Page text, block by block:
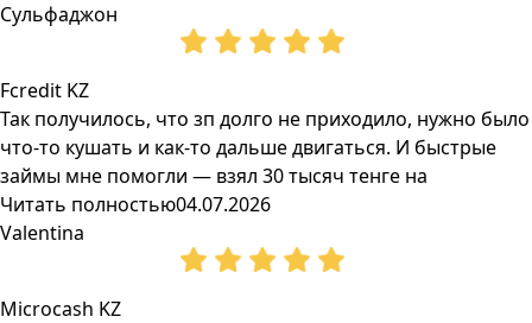
Сульфаджон
Fcredit KZ
Так получилось, что зп долго не приходило, нужно было
что-то кушать и как-то дальше двигаться. И быстрые
займы мне помогли — взял 30 тысяч тенге на
Читать полностью04.07.2026
Valentina
Microcash KZ